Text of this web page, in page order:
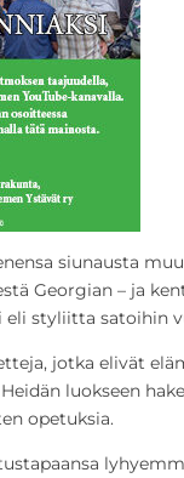
siunausta
Georgian – ja
eli styliitta satoihin
jotka elivät
luokseen
opetuksia.